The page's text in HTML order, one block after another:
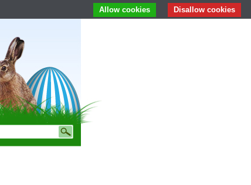
Disallow cookies
Allow cookies